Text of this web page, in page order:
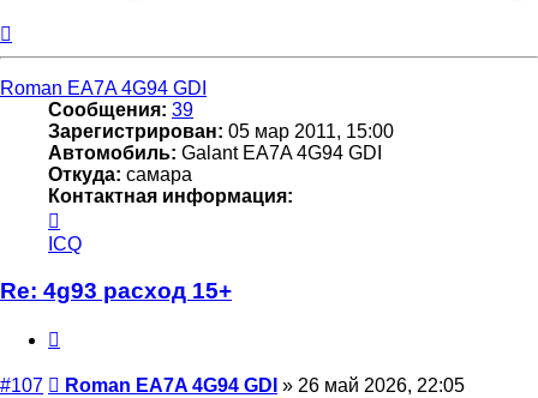
Roman EA7A 4G94 GDI
Сообщения: 39
Зарегистрирован: 05 мар 2011, 15:00
Автомобиль: Galant EA7A 4G94 GDI
Откуда: самара
Контактная информация:
информация
пользователя
Roman
EA7A
GDI
ICQ
Re: 4g93 расход 15+
#107 Сообщение
Roman EA7A 4G94 GDI » 26 май 2026, 22:05